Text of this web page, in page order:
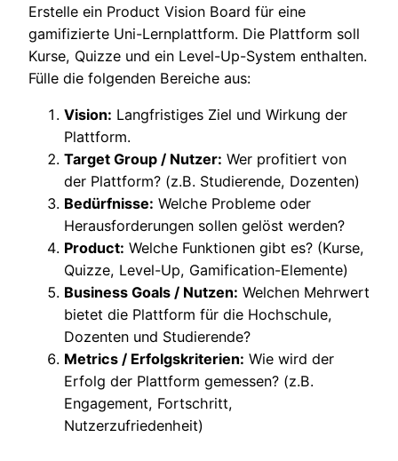
Erstelle ein Product Vision Board für eine
gamifizierte Uni-Lernplattform. Die Plattform soll
Kurse, Quizze und ein Level-Up-System enthalten.
Fülle die folgenden Bereiche aus:
Vision: Langfristiges Ziel und Wirkung der
Plattform.
Target Group / Nutzer: Wer profitiert von
der Plattform? (z.B. Studierende, Dozenten)
Bedürfnisse: Welche Probleme oder
Herausforderungen sollen gelöst werden?
Product: Welche Funktionen gibt es? (Kurse,
Quizze, Level-Up, Gamification-Elemente)
Business Goals / Nutzen: Welchen Mehrwert
bietet die Plattform für die Hochschule,
Dozenten und Studierende?
Metrics / Erfolgskriterien: Wie wird der
Erfolg der Plattform gemessen? (z.B.
Engagement, Fortschritt,
Nutzerzufriedenheit)